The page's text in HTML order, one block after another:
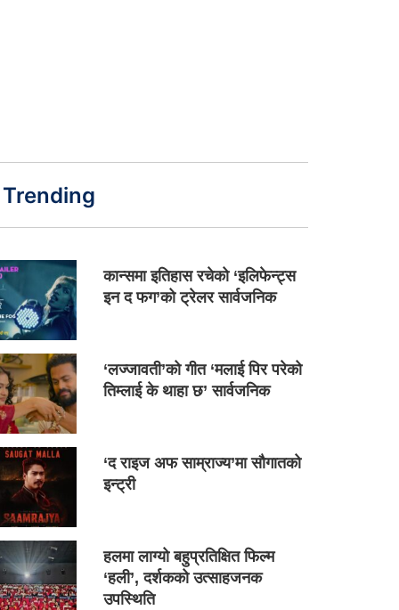
Trending
कान्समा इतिहास रचेको ‘इलिफेन्ट्स
इन द फग’को ट्रेलर सार्वजनिक
‘लज्जावती’को गीत ‘मलाई पिर परेको
तिम्लाई के थाहा छ’ सार्वजनिक
‘द राइज अफ साम्राज्य’मा सौगातको
इन्ट्री
हलमा लाग्यो बहुप्रतिक्षित फिल्म
‘हली’, दर्शकको उत्साहजनक
उपस्थिति